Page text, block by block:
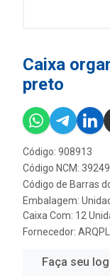
Caixa
preto
Código: 908913
Código NCM:
Código de Barras
Embalagem:
Caixa Com: 12
Fornecedor:
Faça seu